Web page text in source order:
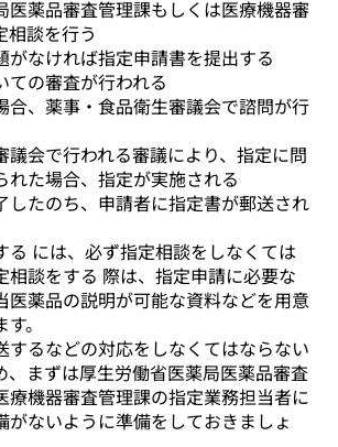
医薬品審査管理課もしくは医療機器審
相談を行う
がなければ指定申請書を提出する
ての審査が行われる
合、薬事・食品衛生審議会で諮問が行
議会で行われる審議により、指定に問
れた場合、指定が実施される
したのち、申請者に指定書が郵送され
る には、必ず指定相談をしなくては
相談をする 際は、指定申請に必要な
医薬品の説明が可能な資料などを用意
。
するなどの対応をしなくてはならない
、まずは厚生労働省医薬局医薬品審査
療機器審査管理課の指定業務担当者に
がないように準備をしておきましょ